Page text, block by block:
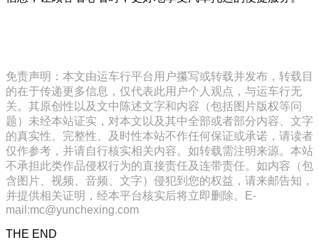
免责声明：本文由运车行平台用户攥写或转载并发布，转载目
的在于传递更多信息，仅代表此用户个人观点，与运车行无
关。其原创性以及文中陈述文字和内容（包括图片版权等问
题）未经本站证实，对本文以及其中全部或者部分内容、文字
的真实性、完整性、及时性本站不作任何保证或承诺，请读者
仅作参考，并请自行核实相关内容。如转载需注明来源。本站
不承担此类作品侵权行为的直接责任及连带责任。如内容（包
含图片、视频、音频、文字）侵犯到您的权益，请来邮告知，
并提供相关证明，经本平台核实后将立即删除。E-
mail:mc@yunchexing.com
THE END